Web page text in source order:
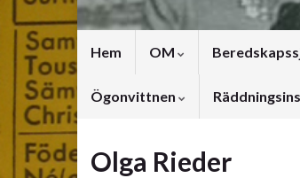
Hem OM
Ögonvittnen
Olga Rieder